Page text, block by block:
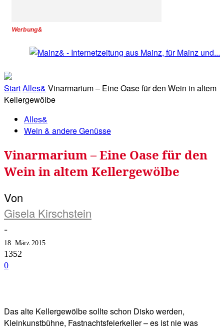
Werbung&
StartAlles& Vinarmarium – Eine Oase für den Wein in altem
Kellergewölbe
Alles&
Wein & andere Genüsse
Vinarmarium – Eine Oase für den
Wein in altem Kellergewölbe
Von
Gisela Kirschstein
-
18. März 2015
1352
0
Das alte Kellergewölbe sollte schon Disko werden,
Kleinkunstbühne, Fastnachtsfeierkeller – es ist nie was